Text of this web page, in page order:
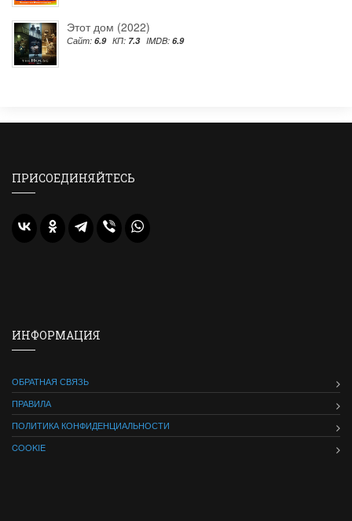
Этот дом (2022)
Сайт: 6.9 КП: 7.3 IMDB: 6.9
ПРИСОЕДИНЯЙТЕСЬ
ИНФОРМАЦИЯ
ОБРАТНАЯ СВЯЗЬ
ПРАВИЛА
ПОЛИТИКА КОНФИДЕНЦИАЛЬНОСТИ
COOKIE